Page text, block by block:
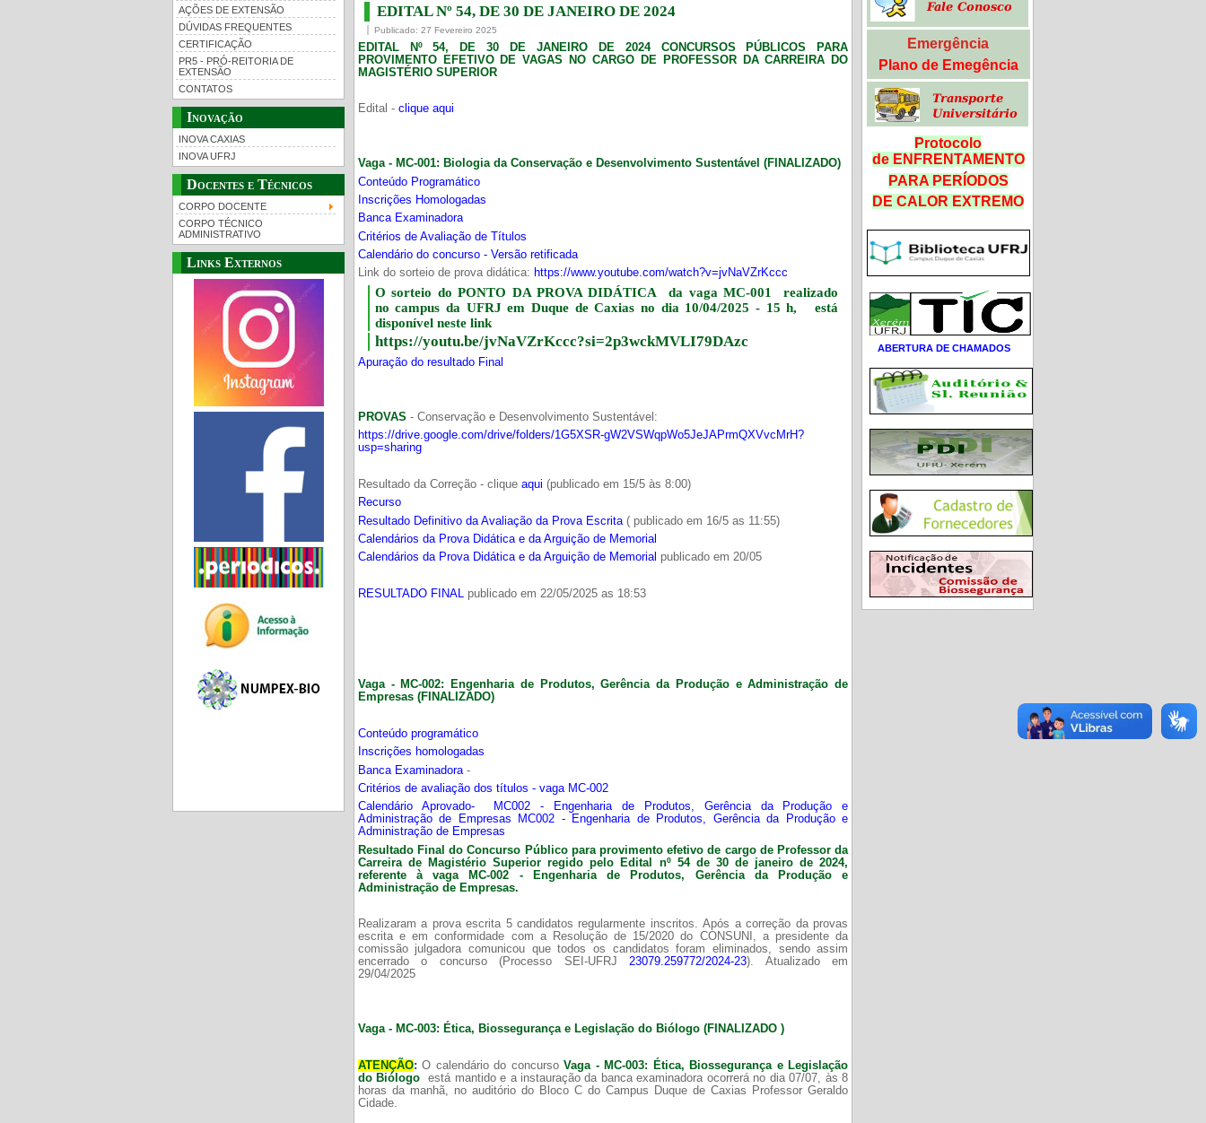
AÇÕES DE EXTENSÃO
DÚVIDAS FREQUENTES
CERTIFICAÇÃO
PR5 - PRÓ-REITORIA DE
EXTENSÃO
CONTATOS
Inovação
INOVA CAXIAS
INOVA UFRJ
Docentes e Técnicos
CORPO DOCENTE
CORPO TÉCNICO
ADMINISTRATIVO
Links Externos
EDITAL Nº 54, DE 30 DE JANEIRO DE 2024
Publicado: 27 Fevereiro 2025
EDITAL Nº 54, DE 30 DE JANEIRO DE 2024 CONCURSOS PÚBLICOS PARA
PROVIMENTO EFETIVO DE VAGAS NO CARGO DE PROFESSOR DA CARREIRA DO
MAGISTÉRIO SUPERIOR
Edital - clique aqui
Vaga - MC-001: Biologia da Conservação e Desenvolvimento Sustentável (FINALIZADO)
Conteúdo Programático
Inscrições Homologadas
Banca Examinadora
Critérios de Avaliação de Títulos
Calendário do concurso - Versão retificada
Link do sorteio de prova didática: https://www.youtube.com/watch?v=jvNaVZrKccc
O sorteio do PONTO DA PROVA DIDÁTICA da vaga MC-001 realizado
no campus da UFRJ em Duque de Caxias no dia 10/04/2025 - 15 h, está
disponível neste link
https://youtu.be/jvNaVZrKccc?si=2p3wckMVLI79DAzc
Apuração do resultado Final
PROVAS - Conservação e Desenvolvimento Sustentável:
https://drive.google.com/drive/folders/1G5XSR-gW2VSWqpWo5JeJAPrmQXVvcMrH?
usp=sharing
Resultado da Correção - clique aqui (publicado em 15/5 às 8:00)
Recurso
Resultado Definitivo da Avaliação da Prova Escrita( publicado em 16/5 as 11:55)
Calendários da Prova Didática e da Arguição de Memorial
Calendários da Prova Didática e da Arguição de Memorial publicado em 20/05
RESULTADO FINAL publicado em 22/05/2025 as 18:53
Vaga - MC-002: Engenharia de Produtos, Gerência da Produção e Administração de
Empresas (FINALIZADO)
Conteúdo programático
Inscrições homologadas
Banca Examinadora -
Critérios de avaliação dos títulos - vaga MC-002
Calendário Aprovado- MC002 - Engenharia de Produtos, Gerência da Produção e
Administração de Empresas MC002 - Engenharia de Produtos, Gerência da Produção e
Administração de Empresas
Resultado Final do Concurso Público para provimento efetivo de cargo de Professor da
Carreira de
Magistério Superior regido pelo Edital nº 54 de 30 de janeiro de 2024,
referente à vaga MC-002 -
Engenharia de Produtos, Gerência da Produção e
Administração de Empresas.
Realizaram a prova escrita 5 candidatos regularmente inscritos. Após a correção da provas
escrita e em conformidade com a Resolução de 15/2020 do CONSUNI, a presidente da
comissão julgadora comunicou que todos os candidatos foram eliminados, sendo assim
encerrado o concurso (Processo SEI-UFRJ23079.259772/2024-23). Atualizado em
29/04/2025
Vaga - MC-003: Ética, Biossegurança e Legislação do Biólogo (FINALIZADO )
ATENÇÃO: O calendário do concursoVaga - MC-003: Ética, Biossegurança e Legislação
do Biólogo
está mantido e a instauração da banca examinadora ocorrerá no dia 07/07, às 8
horas da manhã, no auditório do Bloco C do Campus Duque de Caxias Professor Geraldo
Cidade.
Emergência
Plano de Emegência
Protocolo
de ENFRENTAMENTO
PARA PERÍODOS
DE CALOR EXTREMO
ABERTURA DE CHAMADOS